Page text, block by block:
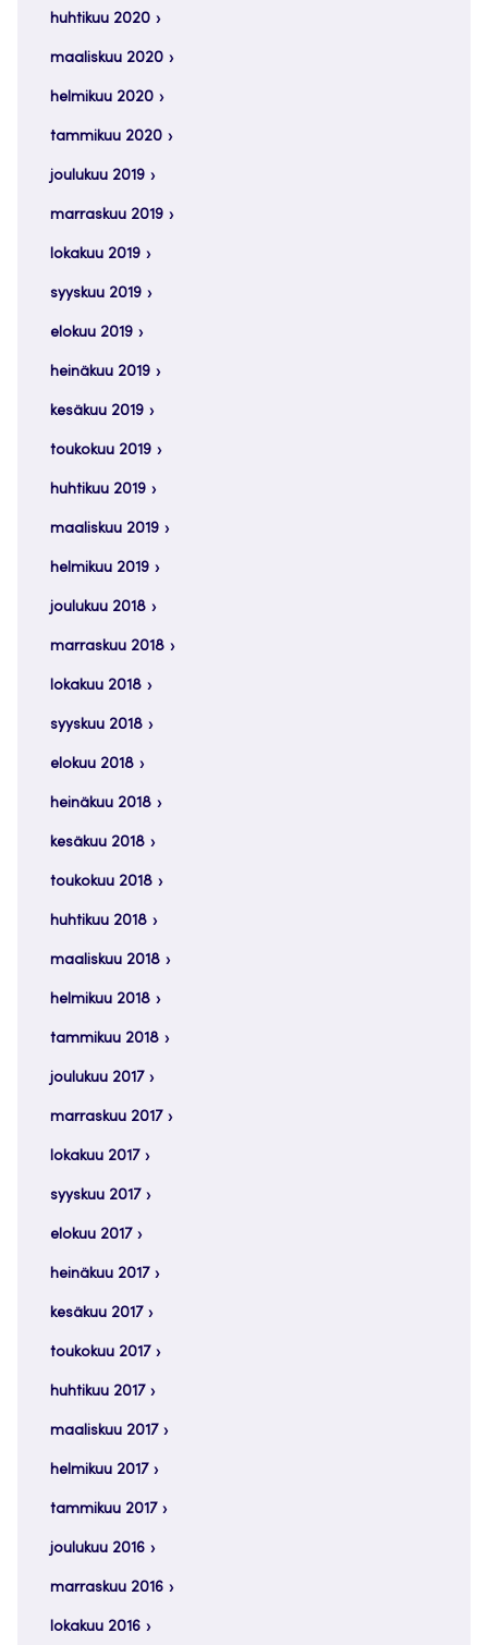
huhtikuu 2020
maaliskuu 2020
helmikuu 2020
tammikuu 2020
joulukuu 2019
marraskuu 2019
lokakuu 2019
syyskuu 2019
elokuu 2019
heinäkuu 2019
kesäkuu 2019
toukokuu 2019
huhtikuu 2019
maaliskuu 2019
helmikuu 2019
joulukuu 2018
marraskuu 2018
lokakuu 2018
syyskuu 2018
elokuu 2018
heinäkuu 2018
kesäkuu 2018
toukokuu 2018
huhtikuu 2018
maaliskuu 2018
helmikuu 2018
tammikuu 2018
joulukuu 2017
marraskuu 2017
lokakuu 2017
syyskuu 2017
elokuu 2017
heinäkuu 2017
kesäkuu 2017
toukokuu 2017
huhtikuu 2017
maaliskuu 2017
helmikuu 2017
tammikuu 2017
joulukuu 2016
marraskuu 2016
lokakuu 2016